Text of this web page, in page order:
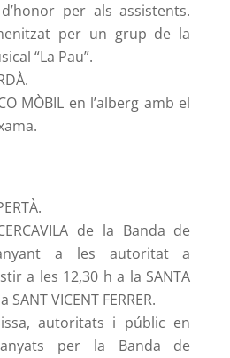
per als assistents.
per un grup de la
“La Pau”.
MÒBIL en l’alberg amb el
de la Banda de
a les autoritat a
a les 12,30 h a la SANTA
VICENT FERRER.
autoritats i públic en
per la Banda de